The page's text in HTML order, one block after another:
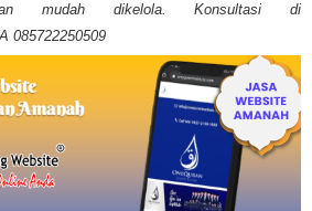
mudah dikelola. Konsultasi di
085722250509